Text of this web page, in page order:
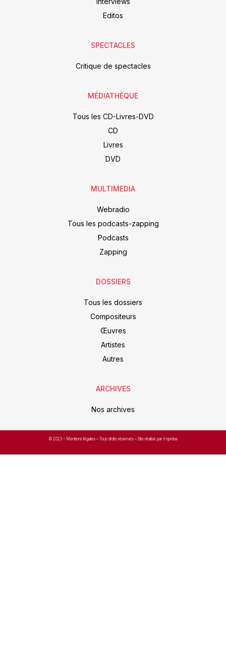
Editos
SPECTACLES
Critique de spectacles
MÉDIATHÈQUE
Tous les CD-Livres-DVD
CD
Livres
DVD
MULTIMEDIA
Webradio
Tous les podcasts-zapping
Podcasts
Zapping
DOSSIERS
Tous les dossiers
Compositeurs
Œuvres
Artistes
Autres
ARCHIVES
Nos archives
© 2023 – Mentions légales – Tous droits réservés – Site réalisé par Improba